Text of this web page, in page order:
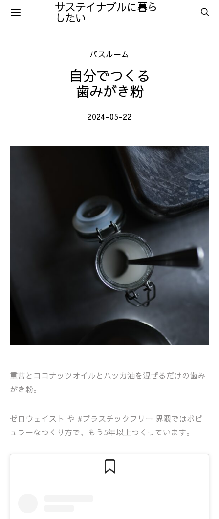
サステイナブルに暮ら
したい
バスルーム
自分でつくる
歯みがき粉
2024-05-22
重曹とココナッツオイルとハッカ油を混ぜるだけの歯み
がき粉。
ゼロウェイスト や #プラスチックフリー 界隈ではポピ
ュラーなつくり方で、もう5年以上つくっています。